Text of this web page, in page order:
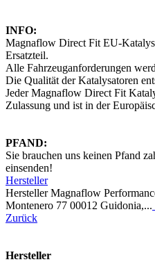
INFO:
Magnaflow Direct Fit EU-
Ersatzteil.
Alle Fahrzeuganforderungen
Die Qualität der Katalysatoren
Jeder Magnaflow Direct Fit
Zulassung und ist in der
PFAND:
Sie brauchen uns keinen Pfand
einsenden!
Hersteller
Hersteller Magnaflow
Montenero 77 00012 Guidonia,...
Zurück
Hersteller